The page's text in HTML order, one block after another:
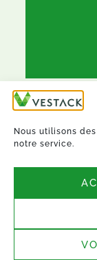
Nous utilisons
notre service.
Site de Saint-